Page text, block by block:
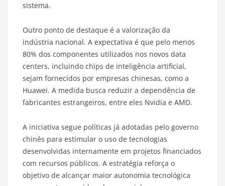
sistema.
Outro ponto de destaque é a valorização da
indústria nacional. A expectativa é que pelo menos
80% dos componentes utilizados nos novos data
centers, incluindo chips de inteligência artificial,
sejam fornecidos por empresas chinesas, como a
Huawei. A medida busca reduzir a dependência de
fabricantes estrangeiros, entre eles Nvidia e AMD.
A iniciativa segue políticas já adotadas pelo governo
chinês para estimular o uso de tecnologias
desenvolvidas internamente em projetos financiados
com recursos públicos. A estratégia reforça o
objetivo de alcançar maior autonomia tecnológica